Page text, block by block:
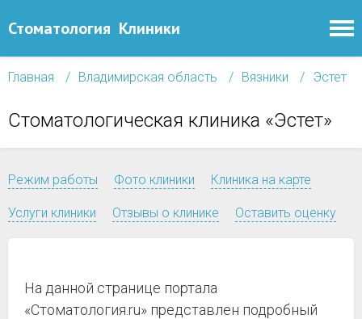
Стоматология Клиники
Главная Владимирская область Вязники Эстет
Стоматологическая клиника «Эстет»
Режим работы Фото клиники Клиника на карте
Услуги клиники Отзывы о клинике Оставить оценку
На данной странице портала
«Стоматология.ru» представлен подробный